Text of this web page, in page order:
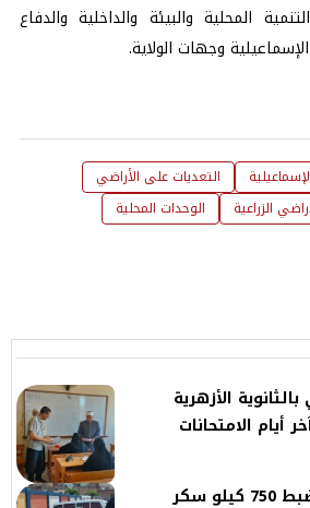
المحلية والبيئة والداخلية والدفاع
وجهات الولاية.
التعديات على الأراضي
الزراعية
الوحدات المحلية
الأزهرية
أيام الامتحانات
تموين الإسماعيلية يضبط 750 كيلو سكر